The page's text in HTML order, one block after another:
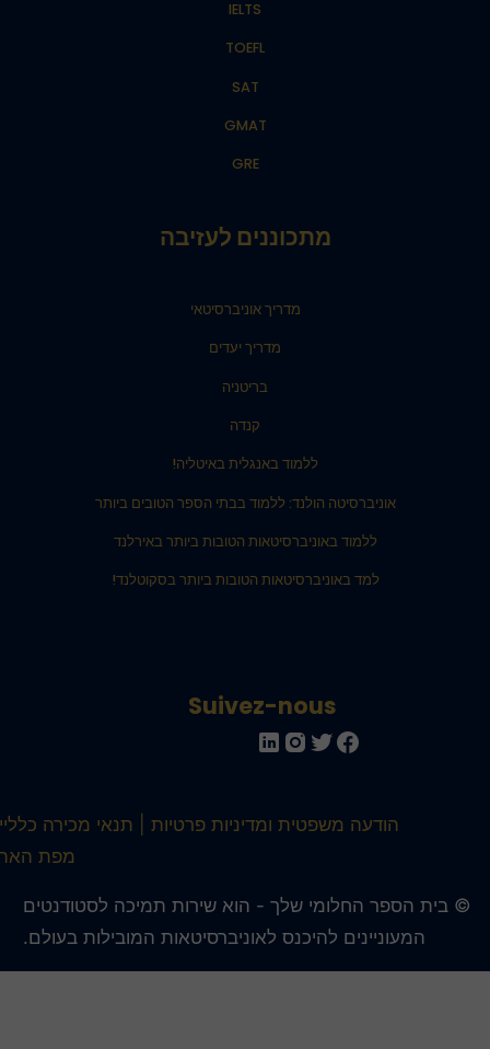
IELTS
TOEFL
SAT
GMAT
GRE
מתכוננים לעזיבה
מדריך אוניברסיטאי
מדריך יעדים
בריטניה
קנדה
ללמוד באנגלית באיטליה!
אוניברסיטה הולנד: ללמוד בבתי הספר הטובים ביותר
ללמוד באוניברסיטאות הטובות ביותר באירלנד
למד באוניברסיטאות הטובות ביותר בסקוטלנד!
Suivez-nous
הודעה משפטית ומדיניות פרטיות
תנאי מכירה כלליים
מפת האתר
בית הספר החלומי שלך - הוא שירות תמיכה לסטודנטים
המעוניינים להיכנס לאוניברסיטאות המובילות בעולם.